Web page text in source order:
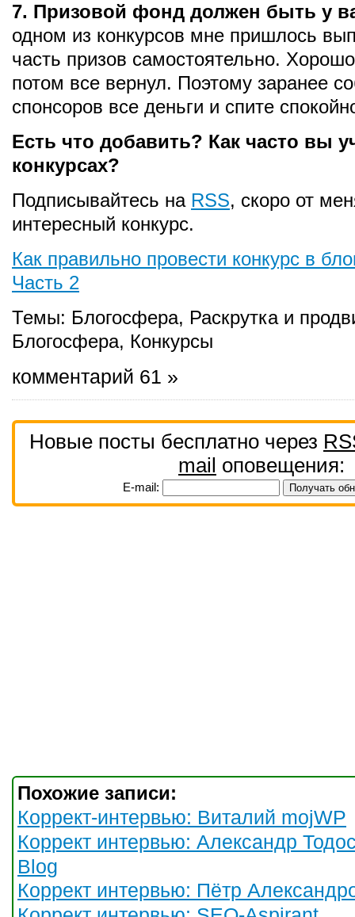
7. Призовой фонд должен быть у
одном из конкурсов мне пришлось
часть призов самостоятельно.
потом все вернул. Поэтому заранее
спонсоров все деньги и спите
Есть что добавить? Как часто вы
конкурсах?
Подписывайтесь на RSS, скоро от
интересный конкурс.
Как правильно провести конкурс в
Часть 2
Темы: Блогосфера, Раскрутка и
Блогосфера, Конкурсы
комментарий 61 »
Новые посты бесплатно через
mail оповещения:
E-mail:
Похожие записи:
Коррект-интервью: Виталий mojWP
Коррект интервью: Александр
Blog
Коррект интервью: Пётр